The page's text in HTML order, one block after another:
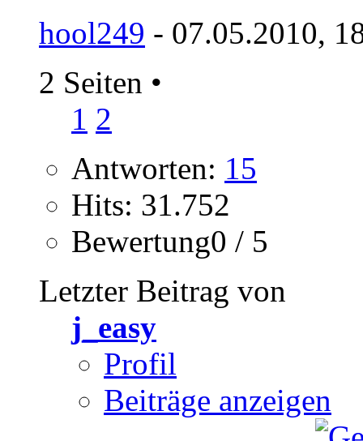
hool249 - 07.05.2010,
2 Seiten •
1 2
Antworten: 15
Hits: 31.752
Bewertung0 / 5
Letzter Beitrag von
j_easy
Profil
Beiträge anzeigen